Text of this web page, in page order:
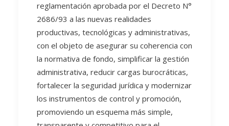
reglamentación aprobada por el Decreto N°
2686/93 a las nuevas realidades
productivas, tecnológicas y administrativas,
con el objeto de asegurar su coherencia con
la normativa de fondo, simplificar la gestión
administrativa, reducir cargas burocráticas,
fortalecer la seguridad jurídica y modernizar
los instrumentos de control y promoción,
promoviendo un esquema más simple,